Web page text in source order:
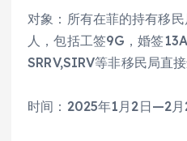
对象：所有在菲的持有移
人，包括工签9G，婚签
SRRV,SIRV等非移民局直接
时间：2025年1月2日—2月